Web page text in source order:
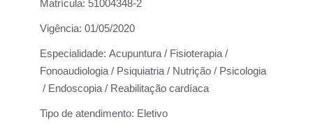
Matrícula: 51004348-2
Vigência: 01/05/2020
Especialidade: Acupuntura / Fisioterapia /
Fonoaudiologia / Psiquiatria / Nutrição / Psicologia
/ Endoscopia / Reabilitação cardíaca
Tipo de atendimento: Eletivo